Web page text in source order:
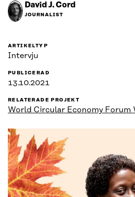
David J. Cord
JOURNALIST
ARTIKELTYP
Intervju
PUBLICERAD
13.10.2021
RELATERADE PROJEKT
World Circular Economy Forum